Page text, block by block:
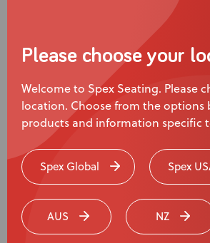
Please choose your
Welcome to Spex Seating. Please
location. Choose from the options
products and information specific
Spex Global Spex
AUS NZ
25mm, mentre i Drop Mounts
montati centralmente.